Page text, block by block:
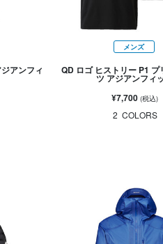
アンフィ
メンズ
QD ロゴ ヒストリー P1 プ
ツ アジアンフィ
¥7,700(税込)
2 COLORS